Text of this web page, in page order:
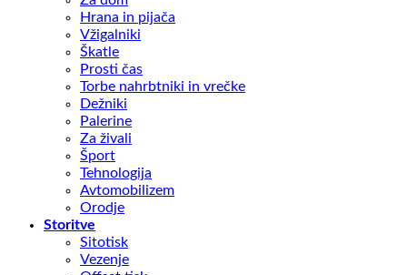
Hrana in pijača
Vžigalniki
Škatle
Prosti čas
Torbe nahrbtniki in vrečke
Dežniki
Palerine
Za živali
Šport
Tehnologija
Avtomobilizem
Orodje
Storitve
Sitotisk
Vezenje